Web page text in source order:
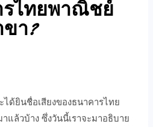
ไทยพาณิชย์
า?
ได้ยินชื่อเสียงของธนาคารไทย
ล้วบ้าง ซึ่งวันนี้เราจะมาอธิบาย